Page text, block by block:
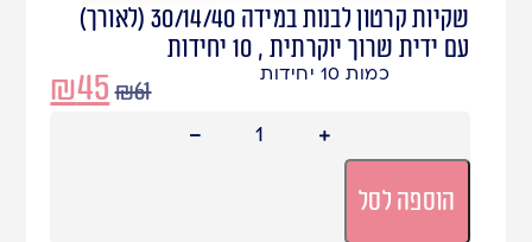
שקיות קרטון לבנות במידה 30/14/40 (לאורך)
עם ידית שרוך יוקרתית , 10 יחידות
₪61
₪45 כמות 10 יחידות
הוספה לסל